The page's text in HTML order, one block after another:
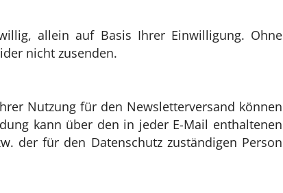
allein auf Basis Ihrer Einwilligung. Ohne
nicht zusenden.
Nutzung für den Newsletterversand können
kann über den in jeder E-Mail enthaltenen
der für den Datenschutz zuständigen Person